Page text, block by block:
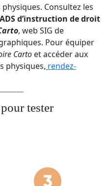
Consultez les
d’instruction de droit
, web SIG de
Pour équiper
Carto et accéder aux
physiques, rendez-
tester